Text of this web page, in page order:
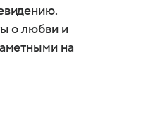
о любви и
на